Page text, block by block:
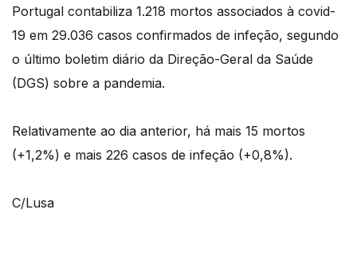
Portugal contabiliza 1.218 mortos associados à covid-
19 em 29.036 casos confirmados de infeção, segundo
o último boletim diário da Direção-Geral da Saúde
(DGS) sobre a pandemia.
Relativamente ao dia anterior, há mais 15 mortos
(+1,2%) e mais 226 casos de infeção (+0,8%).
C/Lusa